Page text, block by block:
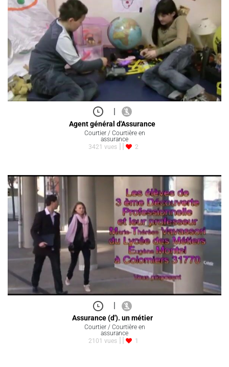
|
Agent général d'Assurance
Courtier / Courtière en
assurance
3421 vues
2
|
Assurance (d'). un métier
Courtier / Courtière en
assurance
2101 vues
1